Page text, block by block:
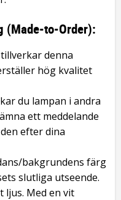
(Made-to-Order):
denna
hög kvalitet
du lampan i andra
ett meddelande
efter dina
bakgrundens färg
slutliga utseende.
ljus. Med en vit